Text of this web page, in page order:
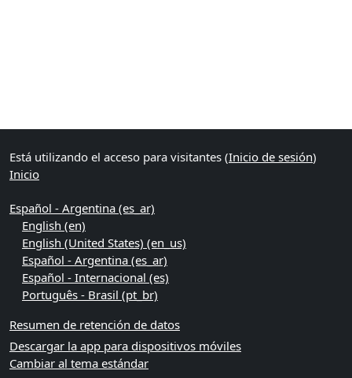
Está utilizando el acceso para visitantes (Inicio de sesión)
Inicio
Español - Argentina ‎(es_ar)‎
English ‎(en)‎
English (United States) ‎(en_us)‎
Español - Argentina ‎(es_ar)‎
Español - Internacional ‎(es)‎
Português - Brasil ‎(pt_br)‎
Resumen de retención de datos
Descargar la app para dispositivos móviles
Cambiar al tema estándar